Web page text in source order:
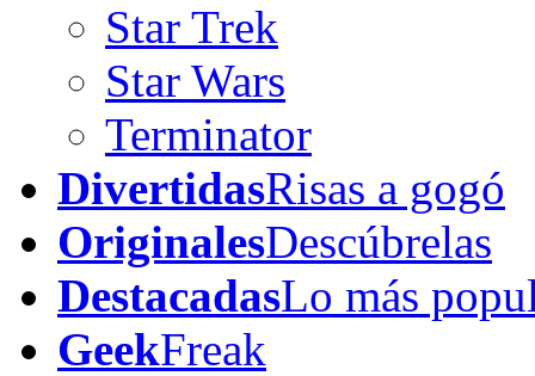
Star Trek
Star Wars
Terminator
DivertidasRisas a gogó
OriginalesDescúbrelas
DestacadasLo más
GeekFreak